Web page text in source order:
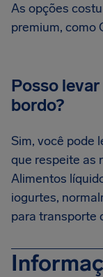
As opções
premium, como
Posso
bordo?
Sim, você pode
que respeite as
Alimentos
iogurtes,
para transporte